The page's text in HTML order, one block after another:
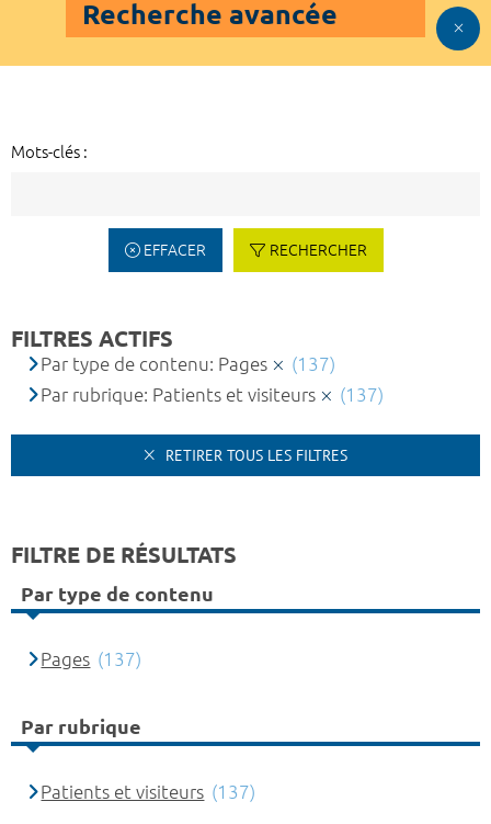
Recherche avancée
Mots-clés :
EFFACER RECHERCHER
FILTRES ACTIFS
Par type de contenu: Pages
(137)
Par rubrique: Patients et visiteurs
(137)
RETIRER TOUS LES FILTRES
FILTRE DE RÉSULTATS
Par type de contenu
Pages (137)
Par rubrique
Patients et visiteurs (137)